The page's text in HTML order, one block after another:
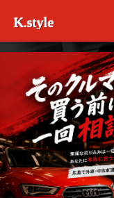
K.style